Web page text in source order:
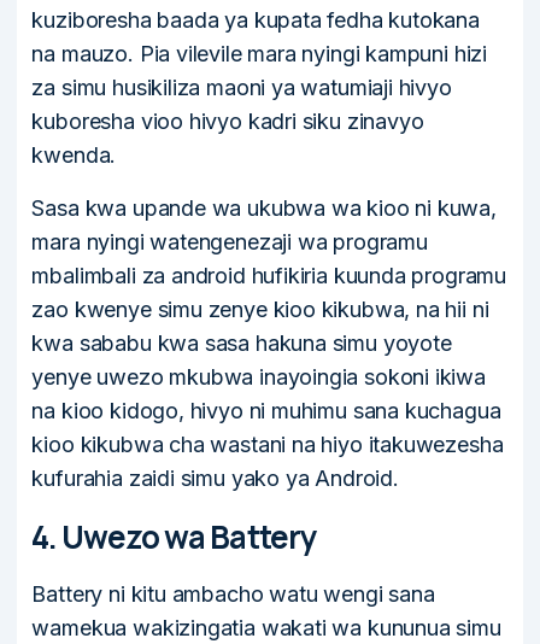
kuziboresha baada ya kupata fedha kutokana
na mauzo. Pia vilevile mara nyingi kampuni hizi
za simu husikiliza maoni ya watumiaji hivyo
kuboresha vioo hivyo kadri siku zinavyo
kwenda.
Sasa kwa upande wa ukubwa wa kioo ni kuwa,
mara nyingi watengenezaji wa programu
mbalimbali za android hufikiria kuunda programu
zao kwenye simu zenye kioo kikubwa, na hii ni
kwa sababu kwa sasa hakuna simu yoyote
yenye uwezo mkubwa inayoingia sokoni ikiwa
na kioo kidogo, hivyo ni muhimu sana kuchagua
kioo kikubwa cha wastani na hiyo itakuwezesha
kufurahia zaidi simu yako ya Android.
4. Uwezo wa Battery
Battery ni kitu ambacho watu wengi sana
wamekua wakizingatia wakati wa kununua simu